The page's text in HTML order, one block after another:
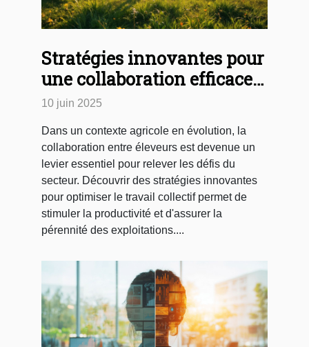
Stratégies innovantes pour
une collaboration efficace
entre éleveurs
10 juin 2025
Dans un contexte agricole en évolution, la
collaboration entre éleveurs est devenue un
levier essentiel pour relever les défis du
secteur. Découvrir des stratégies innovantes
pour optimiser le travail collectif permet de
stimuler la productivité et d'assurer la
pérennité des exploitations....